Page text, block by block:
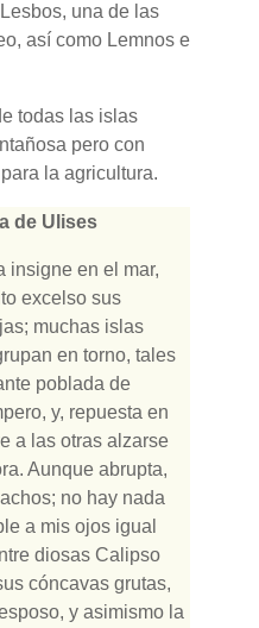
una de las
así como Lemnos e
todas las islas
pero con
la agricultura.
de Ulises
insigne en el mar,
excelso sus
muchas islas
en torno, tales
poblada de
y, repuesta en
a las otras alzarse
Aunque abrupta,
no hay nada
a mis ojos igual
diosas Calipso
cóncavas grutas,
y asimismo la